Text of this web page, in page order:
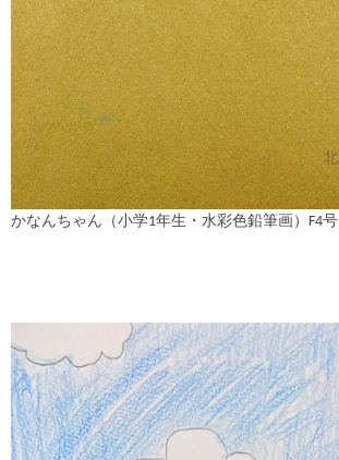
かなんちゃん（小学1年生・水彩色鉛筆画）F4号